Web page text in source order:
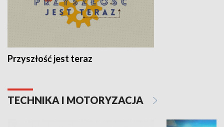
Przyszłość jest teraz
TECHNIKA I MOTORYZACJA